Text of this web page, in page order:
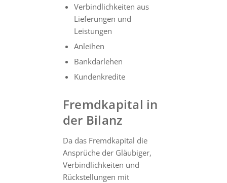
Verbindlichkeiten aus
Lieferungen und
Leistungen
Anleihen
Bankdarlehen
Kundenkredite
Fremdkapital in
der Bilanz
Da das Fremdkapital die
Ansprüche der Gläubiger,
Verbindlichkeiten und
Rückstellungen mit